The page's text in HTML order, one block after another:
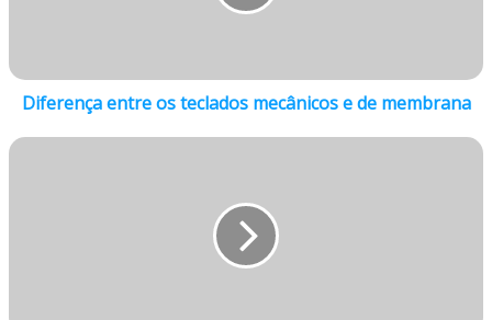
Diferença entre os teclados mecânicos e de membrana